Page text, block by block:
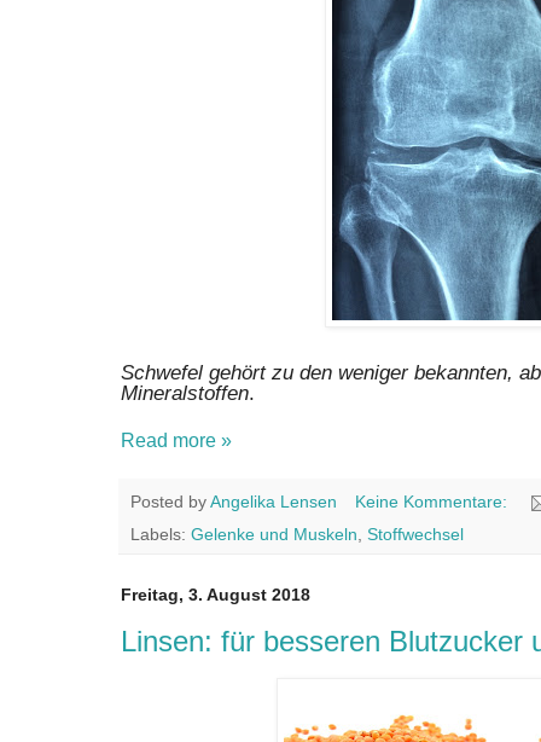
Schwefel gehört zu den weniger bekannten,
Mineralstoffen.
Read more »
Posted byAngelika Lensen
Keine Kommentare:
Labels: Gelenke und Muskeln, Stoffwechsel
Freitag, 3. August 2018
Linsen: für besseren Blutzucker